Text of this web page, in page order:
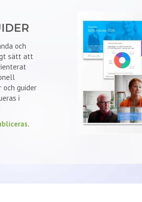
och
sätt att
guider
i